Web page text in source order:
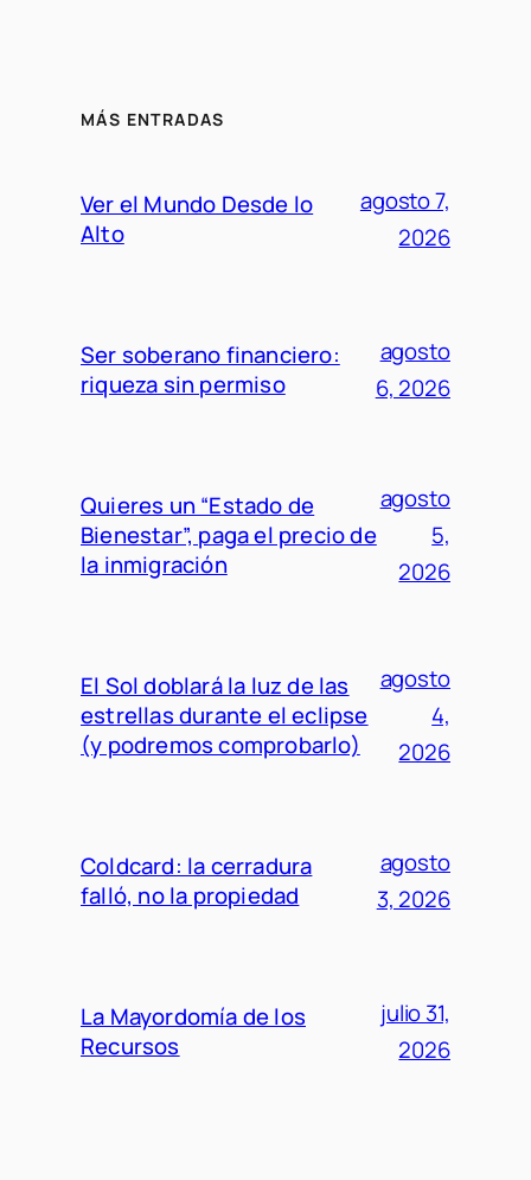
MÁS ENTRADAS
Ver el Mundo Desde lo
Alto
agosto 7,
2026
Ser soberano financiero:
riqueza sin permiso
agosto
6, 2026
Quieres un “Estado de
Bienestar”, paga el precio de
la inmigración
agosto
5,
2026
El Sol doblará la luz de las
estrellas durante el eclipse
(y podremos comprobarlo)
agosto
4,
2026
Coldcard: la cerradura
falló, no la propiedad
agosto
3, 2026
La Mayordomía de los
Recursos
julio 31,
2026